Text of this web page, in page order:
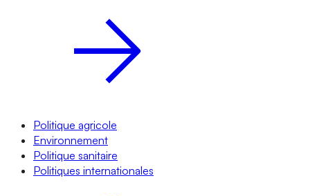
Politique agricole
Environnement
Politique sanitaire
Politiques internationales